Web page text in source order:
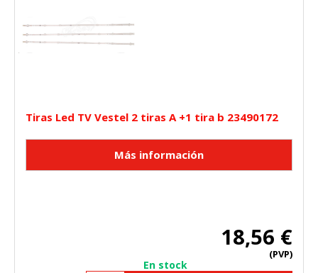
Tiras Led TV Vestel 2 tiras A +1 tira b 23490172
18,56 €
(PVP)
En stock